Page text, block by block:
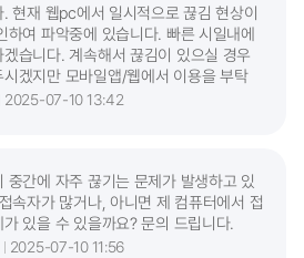
현재 웹pc에서 일시적으로 끊김 현상이
하여 파악중에 있습니다. 빠른 시일내에
습니다. 계속해서 끊김이 있으실 경우
겠지만 모바일앱/웹에서 이용을 부탁
2025-07-10 13:42
중간에 자주 끊기는 문제가 발생하고 있
속자가 많거나, 아니면 제 컴퓨터에서 접
있을 수 있을까요? 문의 드립니다.
2025-07-10 11:56